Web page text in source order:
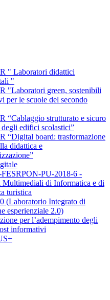
" Laboratori didattici
"
"Laboratori green, sostenibili
per le scuole del secondo
“Cablaggio strutturato e sicuro
degli edifici scolastici”
“Digital board: trasformazione
didattica e
PU-2018-6 -
Multimediali di Informatica e di
turistica
(Laboratorio Integrato di
esperienziale 2.0)
per l’adempimento degli
informativi